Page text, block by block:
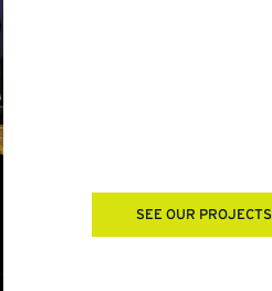
SEE OUR PROJECTS